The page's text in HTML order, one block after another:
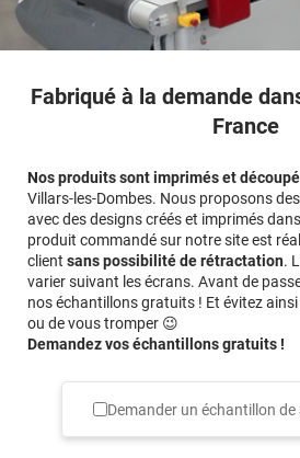
Fabriqué à la demande
France
Nos produits sont imprimés et
Villars-les-Dombes. Nous proposons
avec des designs créés et imprimés
produit commandé sur notre site est
client sans possibilité de rétractation.
varier suivant les écrans. Avant de
nos échantillons gratuits ! Et évitez
ou de vous tromper 😉
Demandez vos échantillons gratuits !
Demander un échantillon de